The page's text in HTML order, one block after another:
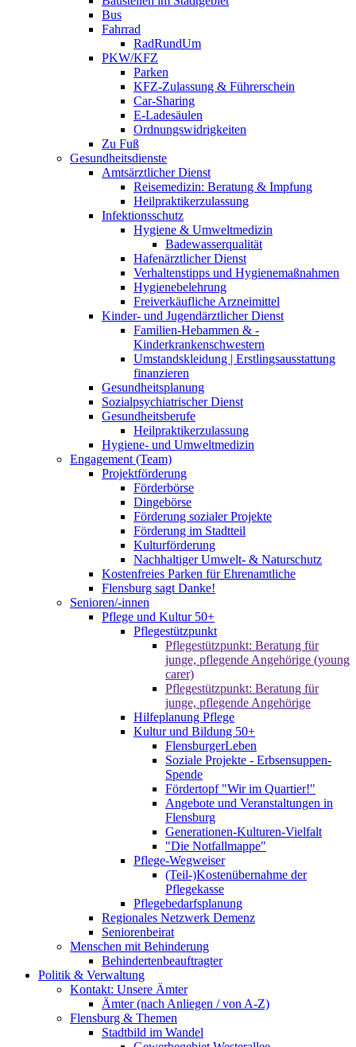
Bus
Fahrrad
RadRundUm
PKW/KFZ
Parken
KFZ-Zulassung & Führerschein
Car-Sharing
E-Ladesäulen
Ordnungswidrigkeiten
Zu Fuß
Gesundheitsdienste
Amtsärztlicher Dienst
Reisemedizin: Beratung & Impfung
Heilpraktikerzulassung
Infektionsschutz
Hygiene & Umweltmedizin
Badewasserqualität
Hafenärztlicher Dienst
Verhaltenstipps und Hygienemaßnahmen
Hygienebelehrung
Freiverkäufliche Arzneimittel
Kinder- und Jugendärztlicher Dienst
Familien-Hebammen & -
Kinderkrankenschwestern
Umstandskleidung | Erstlingsausstattung
finanzieren
Gesundheitsplanung
Sozialpsychiatrischer Dienst
Gesundheitsberufe
Heilpraktikerzulassung
Hygiene- und Umweltmedizin
Engagement (Team)
Projektförderung
Förderbörse
Dingebörse
Förderung sozialer Projekte
Förderung im Stadtteil
Kulturförderung
Nachhaltiger Umwelt- & Naturschutz
Kostenfreies Parken für Ehrenamtliche
Flensburg sagt Danke!
Senioren/-innen
Pflege und Kultur 50+
Pflegestützpunkt
Pflegestützpunkt: Beratung für
junge, pflegende Angehörige (young
carer)
Pflegestützpunkt: Beratung für
junge, pflegende Angehörige
Hilfeplanung Pflege
Kultur und Bildung 50+
FlensburgerLeben
Soziale Projekte - Erbsensuppen-
Spende
Fördertopf "Wir im Quartier!"
Angebote und Veranstaltungen in
Flensburg
Generationen-Kulturen-Vielfalt
"Die Notfallmappe"
Pflege-Wegweiser
(Teil-)Kostenübernahme der
Pflegekasse
Pflegebedarfsplanung
Regionales Netzwerk Demenz
Seniorenbeirat
Menschen mit Behinderung
Behindertenbeauftragter
Politik & Verwaltung
Kontakt: Unsere Ämter
Ämter (nach Anliegen / von A-Z)
Flensburg & Themen
Stadtbild im Wandel